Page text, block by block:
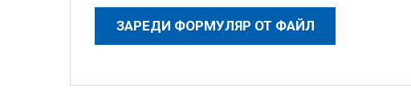
ЗАРЕДИ ФОРМУЛЯР ОТ ФАЙЛ